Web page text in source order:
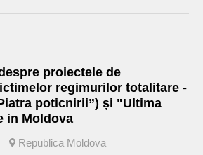
proiectele de
regimurilor totalitare -
poticnirii”) și "Ultima
in Moldova
Republica Moldova